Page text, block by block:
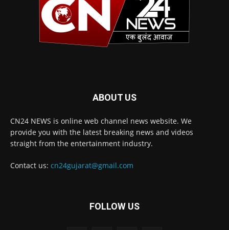
ABOUT US
CN24 NEWS is online web channel news website. We
provide you with the latest breaking news and videos
straight from the entertainment industry.
Contact us: cn24gujarat@gmail.com
FOLLOW US